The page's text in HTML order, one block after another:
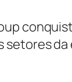
setores